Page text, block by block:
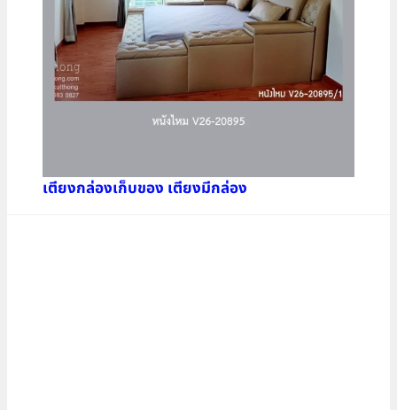
เตียงกล่องเก็บของ เตียงมีกล่อง